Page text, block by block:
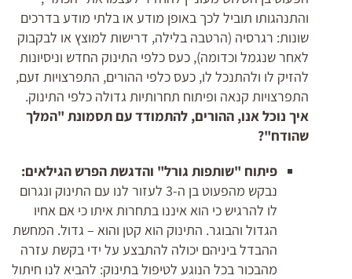
והתנהגותו תוביל לכך באופן מודע או בלתי מודע בדרכים
שונות: רגרסיה (הרטבה בלילה, דרישות למוצץ או לבקבוק
לאחר שנגמל וכדומה), כעס כלפי התינוק החדש וניסיונות
להזיק לו ולהתנכל לו, כעס כלפי ההורים, התפרצויות זעם,
התפרצויות קנאה ופיתוח תחרותיות גדולה כלפי התינוק.
איך נוכל אנו, ההורים, להתמודד עם תסמונת "המלך
שהודח"?
פיתוח "שותפות גורל" והדגשת הפרש הגילאים:
נבקש מהפעוט בן ה-3 לעזור לנו עם התינוק ונגרום
לו להרגיש כי הוא איננו בתחרות איתו כי אם אחיו
הגדול והבוגר. התינוק הוא קטן והוא – גדול. המחשת
ההבדל ביניהם יכולה להתבצע על ידי בקשת עזרה
מהבכור בכל הנוגע לטיפול בתינוק: להביא לנו חיתול